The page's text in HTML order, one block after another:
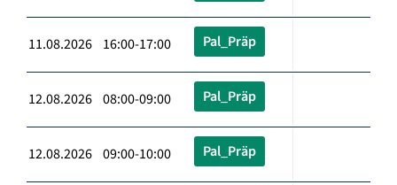
11.08.2026 16:00-17:00 Pal_Präp
12.08.2026 08:00-09:00 Pal_Präp
12.08.2026 09:00-10:00 Pal_Präp